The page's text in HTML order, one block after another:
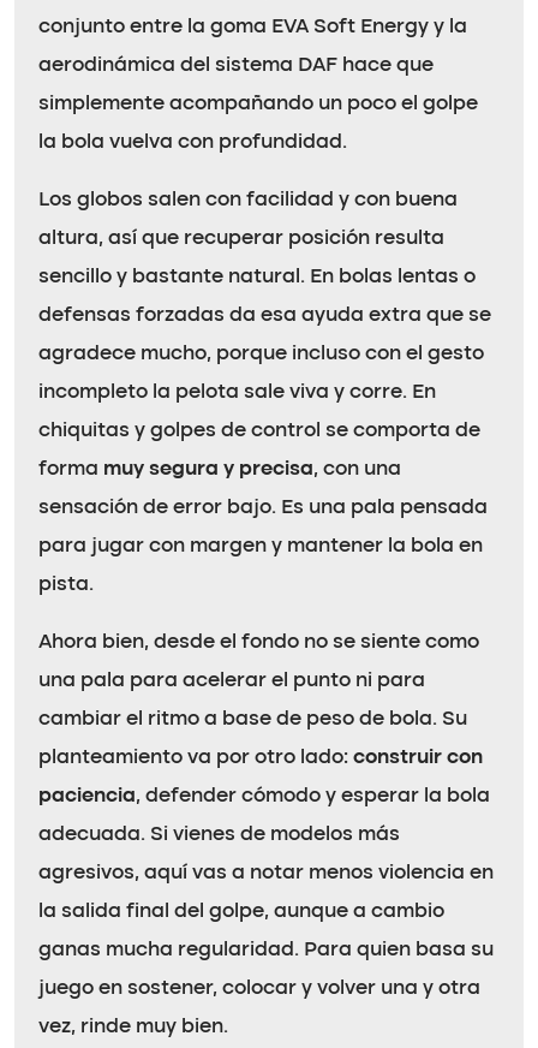
conjunto entre la goma EVA Soft Energy y la
aerodinámica del sistema DAF hace que
simplemente acompañando un poco el golpe
la bola vuelva con profundidad.
Los globos salen con facilidad y con buena
altura, así que recuperar posición resulta
sencillo y bastante natural. En bolas lentas o
defensas forzadas da esa ayuda extra que se
agradece mucho, porque incluso con el gesto
incompleto la pelota sale viva y corre. En
chiquitas y golpes de control se comporta de
forma muy segura y precisa, con una
sensación de error bajo. Es una pala pensada
para jugar con margen y mantener la bola en
pista.
Ahora bien, desde el fondo no se siente como
una pala para acelerar el punto ni para
cambiar el ritmo a base de peso de bola. Su
planteamiento va por otro lado: construir con
paciencia, defender cómodo y esperar la bola
adecuada. Si vienes de modelos más
agresivos, aquí vas a notar menos violencia en
la salida final del golpe, aunque a cambio
ganas mucha regularidad. Para quien basa su
juego en sostener, colocar y volver una y otra
vez, rinde muy bien.